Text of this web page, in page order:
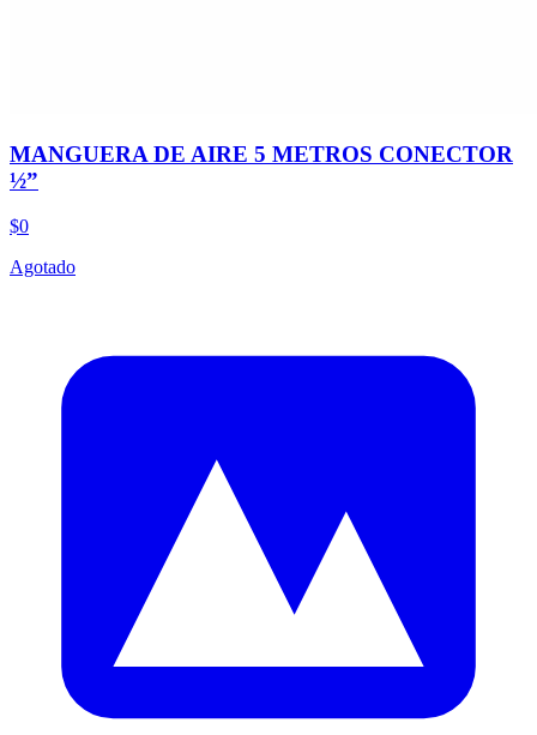
MANGUERA DE AIRE 5 METROS CONECTOR
½”
$0
Agotado